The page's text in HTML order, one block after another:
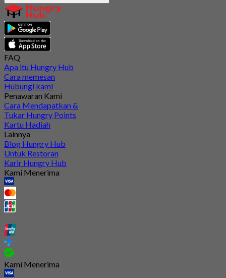
FAQ
Apa itu Hungry Hub
Cara memesan
Hubungi kami
Penawaran Kami
Cara Mendapatkan &
Tukar Hungry Points
Kartu Hadiah
Lainnya
Blog Hungry Hub
Untuk Restoran
Karir Hungry Hub
Kami Menerima
Kami Menerima